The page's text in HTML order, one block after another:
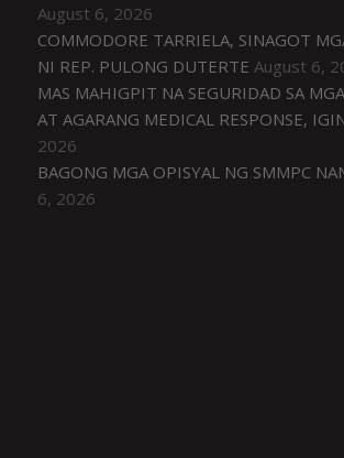
August 6, 2026
COMMODORE TARRIELA, SINAGOT
NI REP. PULONG DUTERTE August 6,
MAS MAHIGPIT NA SEGURIDAD SA
AT AGARANG MEDICAL RESPONSE,
2026
BAGONG MGA OPISYAL NG SMMPC
6, 2026